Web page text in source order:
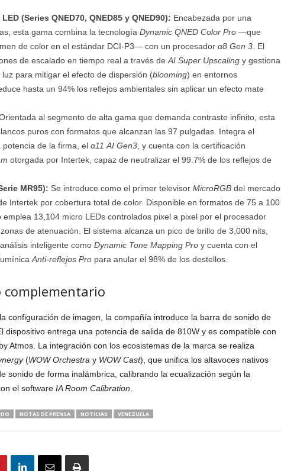
(Series QNED70, QNED85 y QNED90): Encabezada por una
esta gama combina la tecnología Dynamic QNED Color Pro—que
de color en el estándar DCI-P3— con un procesador α8 Gen 3. El
de escalado en tiempo real a través de AI Super Upscalingy gestiona
para mitigar el efecto de dispersión (blooming) en entornos
hasta un 94% los reflejos ambientales sin aplicar un efecto mate
al segmento de alta gama que demanda contraste infinito, esta
puros con formatos que alcanzan las 97 pulgadas. Integra el
de la firma, el α11 AI Gen3, y cuenta con la certificación
otorgada por Intertek, capaz de neutralizar el 99.7% de los reflejos de
MR95): Se introduce como el primer televisor MicroRGBdel mercado
Intertek por cobertura total de color. Disponible en formatos de 75 a 100
emplea 13,104 micro LEDs controlados pixel a pixel por el procesador
de atenuación. El sistema alcanza un pico de brillo de 3,000 nits,
inteligente como Dynamic Tone Mapping Proy cuenta con el
Anti-reflejos Propara anular el 98% de los destellos.
configuración de imagen, la compañía introduce la barra de sonido de
dispositivo entrega una potencia de salida de 810W y es compatible con
Atmos. La integración con los ecosistemas de la marca se realiza
(WOW Orchestra y WOW Cast), que unifica los altavoces nativos
sonido de forma inalámbrica, calibrando la ecualización según la
el software IA Room Calibration
NOTAS DE PRENSA NOTICIAS VENEZUELA